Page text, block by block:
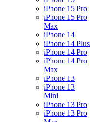
iPhone 15 Pro
iPhone 15 Pro
Max
iPhone 14
iPhone 14 Plus
iPhone 14 Pro
iPhone 14 Pro
Max
iPhone 13
iPhone 13
Mini
iPhone 13 Pro
iPhone 13 Pro